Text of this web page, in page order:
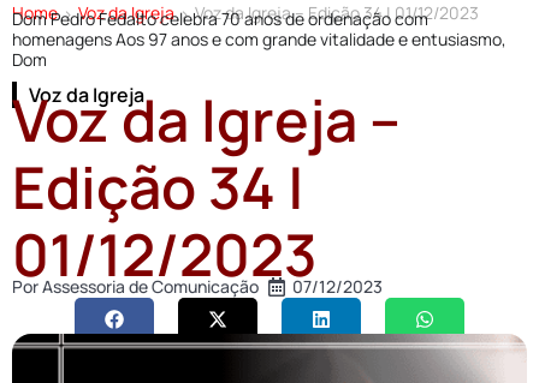
Home > Voz da Igreja > Voz da Igreja – Edição 34 | 01/12/2023
Dom Pedro Fedalto celebra 70 anos de ordenação com
homenagens Aos 97 anos e com grande vitalidade e entusiasmo,
Dom
Voz da Igreja
Voz da Igreja –
Edição 34 |
01/12/2023
PorAssessoria de Comunicação 07/12/2023